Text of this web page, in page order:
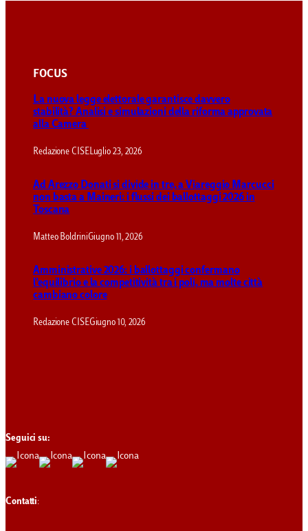
FOCUS
La nuova legge elettorale garantisce davvero
stabilità? Analisi e simulazioni della riforma approvata
alla Camera
Redazione CISELuglio 23, 2026
Ad Arezzo Donati si divide in tre, a Viareggio Marcucci
non basta a Maineri: i flussi dei ballottaggi 2026 in
Toscana
Matteo BoldriniGiugno 11, 2026
Amministrative 2026: i ballottaggi confermano
l’equilibrio e la competitività tra i poli, ma molte città
cambiano colore
Redazione CISEGiugno 10, 2026
Seguici su:
Contatti: